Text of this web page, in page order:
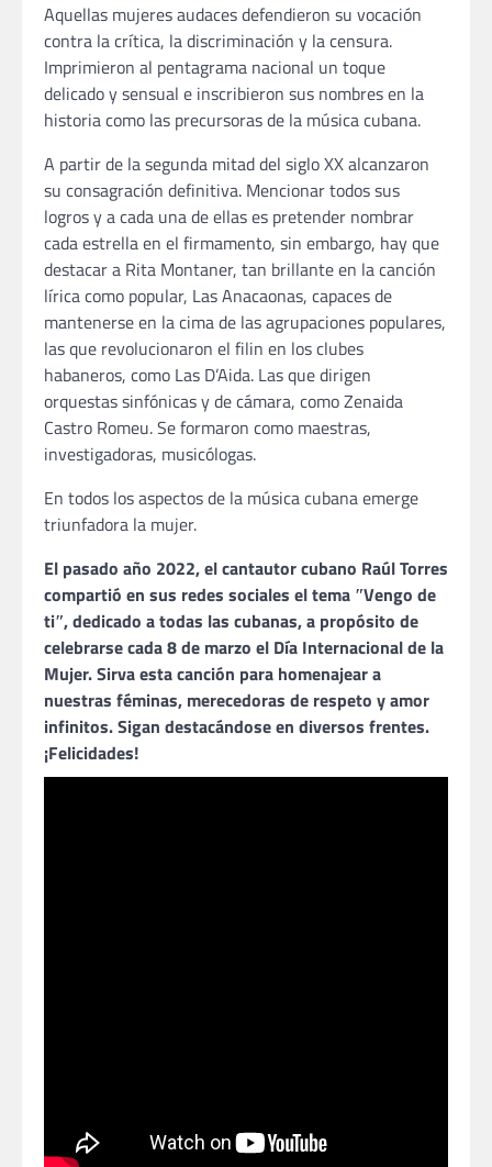
Aquellas mujeres audaces defendieron su vocación
contra la crítica, la discriminación y la censura.
Imprimieron al pentagrama nacional un toque
delicado y sensual e inscribieron sus nombres en la
historia como las precursoras de la música cubana.
A partir de la segunda mitad del siglo XX alcanzaron
su consagración definitiva. Mencionar todos sus
logros y a cada una de ellas es pretender nombrar
cada estrella en el firmamento, sin embargo, hay que
destacar a Rita Montaner, tan brillante en la canción
lírica como popular, Las Anacaonas, capaces de
mantenerse en la cima de las agrupaciones populares,
las que revolucionaron el filin en los clubes
habaneros, como Las D’Aida. Las que dirigen
orquestas sinfónicas y de cámara, como Zenaida
Castro Romeu. Se formaron como maestras,
investigadoras, musicólogas.
En todos los aspectos de la música cubana emerge
triunfadora la mujer.
El pasado año 2022, el cantautor cubano Raúl Torres
compartió en sus redes sociales el tema ʺVengo de
tiʺ, dedicado a todas las cubanas, a propósito de
celebrarse cada 8 de marzo el Día Internacional de la
Mujer. Sirva esta canción para homenajear a
nuestras féminas, merecedoras de respeto y amor
infinitos. Sigan destacándose en diversos frentes.
¡Felicidades!